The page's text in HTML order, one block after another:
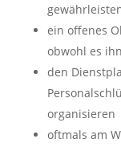
ein offenes
obwohl es
den
organisieren
oftmals am